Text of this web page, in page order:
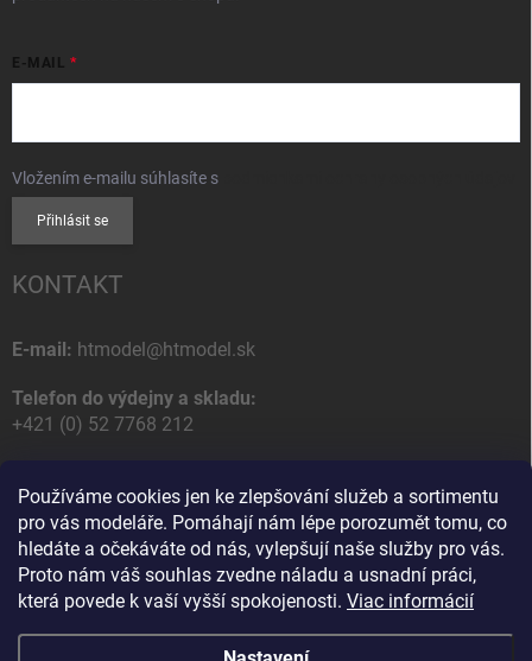
Používáme cookies jen ke zlepšování služeb a sortimentu
pro vás modeláře. Pomáhají nám lépe porozumět tomu, co
hledáte a očekáváte od nás, vylepšují naše služby pro vás.
Proto nám váš souhlas zvedne náladu a usnadní práci,
která povede k vaší vyšší spokojenosti. Viac informácií
E-MAIL
Vložením e-mailu súhlasíte s
Přihlásit se
KONTAKT
E-mail: htmodel@htmodel.sk
Telefon do výdejny a skladu:
+421 (0) 52 7768 212
HT model
Na letisko 49
058 01 Poprad
Slovenská Republika